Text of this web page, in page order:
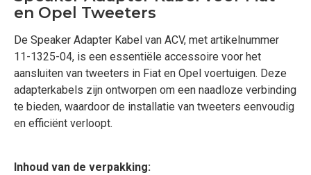
en Opel Tweeters
De Speaker Adapter Kabel van ACV, met artikelnummer
11-1325-04, is een essentiële accessoire voor het
aansluiten van tweeters in Fiat en Opel voertuigen. Deze
adapterkabels zijn ontworpen om een naadloze verbinding
te bieden, waardoor de installatie van tweeters eenvoudig
en efficiënt verloopt.
Inhoud van de verpakking: